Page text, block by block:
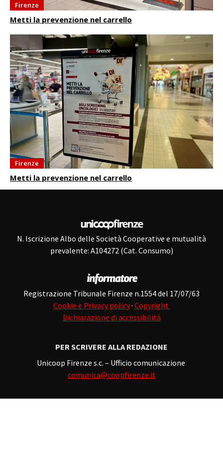
Firenze
Metti la prevenzione nel carrello
Firenze
Metti la prevenzione nel carrello
N. Iscrizione Albo delle Società Cooperative e mutualità
prevalente: A104272 (Cat. Consumo)
Registrazione Tribunale Firenze n.1554 del 17/07/63
Cookie e Privacy policy· Copyright
Dichiarazione di accessibilità
PER SCRIVERE ALLA REDAZIONE
Unicoop Firenze s.c. – Ufficio comunicazione
comunica@coopfirenze.it